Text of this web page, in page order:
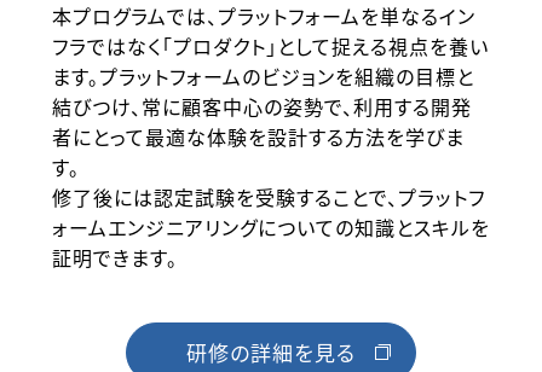
本プログラムでは、プラットフォームを単なるイン
フラではなく「プロダクト」として捉える視点を養い
ます。プラットフォームのビジョンを組織の目標と
結びつけ、常に顧客中心の姿勢で、利用する開発
者にとって最適な体験を設計する方法を学びま
す。
修了後には認定試験を受験することで、プラットフ
ォームエンジニアリングについての知識とスキルを
証明できます。
研修の詳細を見る